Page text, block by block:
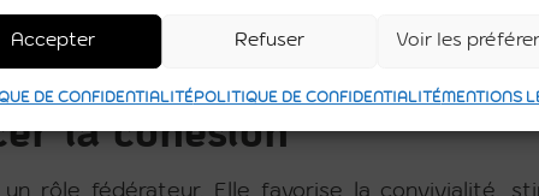
Accepter Refuser Voir les
DE CONFIDENTIALITÉPOLITIQUE DE CONFIDENTIALITÉMENTIONS
de lumière dynamiques, mapping vidéo,
: offrir à vos invités une expérience qui fait
la cohésion
rôle fédérateur. Elle favorise la convivialité,